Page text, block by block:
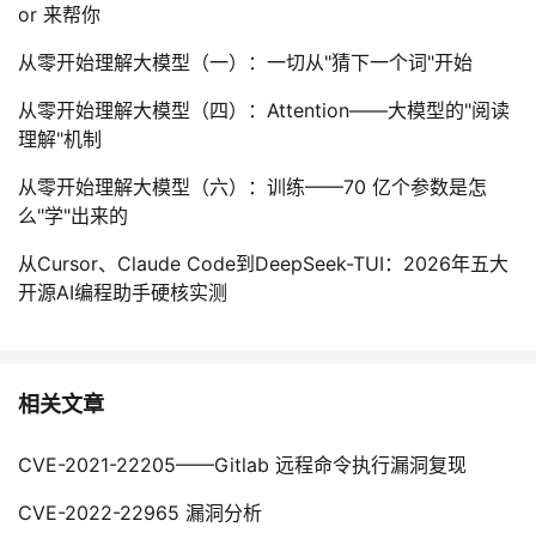
or 来帮你
从零开始理解大模型（一）：一切从"猜下一个词"开始
从零开始理解大模型（四）：Attention——大模型的"阅读
理解"机制
从零开始理解大模型（六）：训练——70 亿个参数是怎
么"学"出来的
从Cursor、Claude Code到DeepSeek-TUI：2026年五大
开源AI编程助手硬核实测
相关文章
CVE-2021-22205——Gitlab 远程命令执行漏洞复现
CVE-2022-22965 漏洞分析